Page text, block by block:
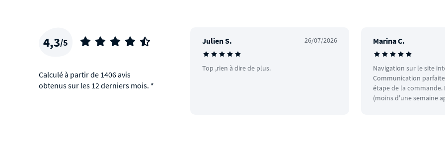
4,3/5
Calculé à partir de 1406 avis
obtenus sur les 12 derniers mois. *
Julien S. 26/07/2026
Top ,rien à dire de plus.
Marina C.
Navigation sur le site
Communication
étape de la commande.
(moins d'une semaine